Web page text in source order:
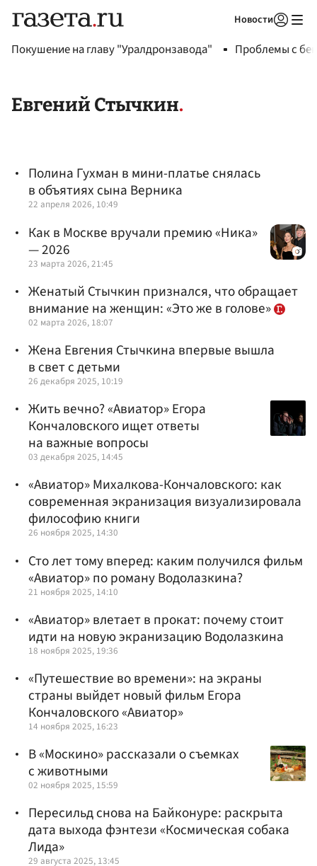
Новости
Покушение на главу "Уралдронзавода" Проблемы с
Евгений Стычкин
Полина Гухман в мини-платье снялась
в объятиях сына Верника
22 апреля 2026, 10:49
Как в Москве вручали премию «Ника»
— 2026
23 марта 2026, 21:45
Женатый Стычкин признался, что обращает
внимание на женщин: «Это же в голове»
02 марта 2026, 18:07
Жена Евгения Стычкина впервые вышла
в свет с детьми
26 декабря 2025, 10:19
Жить вечно? «Авиатор» Егора
Кончаловского ищет ответы
на важные вопросы
03 декабря 2025, 14:45
«Авиатор» Михалкова-Кончаловского: как
современная экранизация визуализировала
философию книги
26 ноября 2025, 14:30
Сто лет тому вперед: каким получился фильм
«Авиатор» по роману Водолазкина?
21 ноября 2025, 14:10
«Авиатор» влетает в прокат: почему стоит
идти на новую экранизацию Водолазкина
18 ноября 2025, 19:36
«Путешествие во времени»: на экраны
страны выйдет новый фильм Егора
Кончаловского «Авиатор»
14 ноября 2025, 16:23
В «Москино» рассказали о съемках
с животными
02 ноября 2025, 15:59
Пересильд снова на Байконуре: раскрыта
дата выхода фэнтези «Космическая собака
Лида»
29 августа 2025, 13:45